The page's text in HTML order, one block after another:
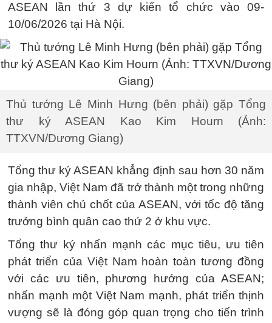
ASEAN lần thứ 3 dự kiến tổ chức vào 09-
10/06/2026 tại Hà Nội.
Thủ tướng Lê Minh Hưng (bên phải) gặp Tổng
thư ký ASEAN Kao Kim Hourn (Ảnh:
TTXVN/Dương Giang)
Tổng thư ký ASEAN khẳng định sau hơn 30 năm
gia nhập, Việt Nam đã trở thành một trong những
thành viên chủ chốt của ASEAN, với tốc độ tăng
trưởng bình quân cao thứ 2 ở khu vực.
Tổng thư ký nhấn mạnh các mục tiêu, ưu tiên
phát triển của Việt Nam hoàn toàn tương đồng
với các ưu tiên, phương hướng của ASEAN;
nhấn mạnh một Việt Nam mạnh, phát triển thịnh
vượng sẽ là đóng góp quan trọng cho tiến trình